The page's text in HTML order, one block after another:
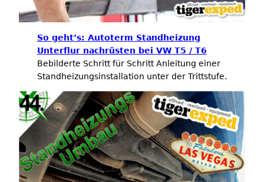
So geht’s: Autoterm Standheizung
Unterflur nachrüsten bei VW T5 / T6
Bebilderte Schritt für Schritt Anleitung einer
Standheizungsinstallation unter der Trittstufe.